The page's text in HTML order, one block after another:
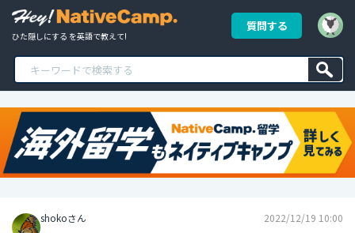
ひた隠しにする を英語で教えて!
質問する
shokoさん 2022/12/19 10:00